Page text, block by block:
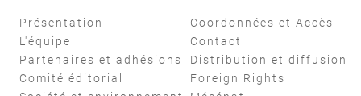
Présentation
L'équipe
Partenaires et adhésions
Comité éditorial
Coordonnées et Accès
Contact
Distribution et diffusion
Foreign Rights